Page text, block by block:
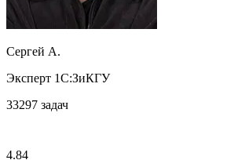
Сергей А.
Эксперт 1С:ЗиКГУ
33297 задач
4.84